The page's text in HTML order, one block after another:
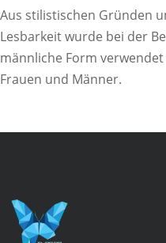
Aus stilistischen Gründen
Lesbarkeit wurde bei der
männliche Form
Frauen und Männer.